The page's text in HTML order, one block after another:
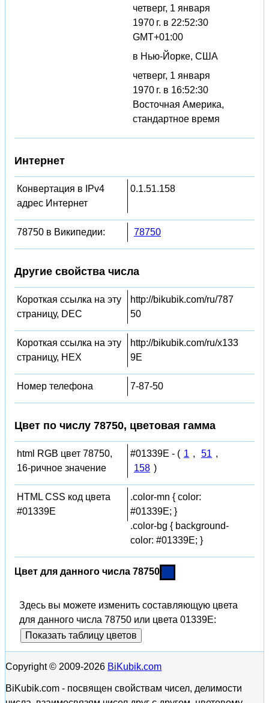
четверг, 1 января
1970 г. в 22:52:30
GMT+01:00
в Нью-Йорке, США
четверг, 1 января
1970 г. в 16:52:30
Восточная Америка,
стандартное время
Интернет
Конвертация в IPv4
адрес Интернет
0.1.51.158
78750 в Википедии: 78750
Другие свойства числа
Короткая ссылка на эту
страницу, DEC
http://bikubik.com/ru/787
50
Короткая ссылка на эту
страницу, HEX
http://bikubik.com/ru/x133
9E
Номер телефона 7-87-50
Цвет по числу 78750, цветовая гамма
html RGB цвет 78750,
16-ричное значение
#01339E - ( 1 , 51 ,
158 )
HTML CSS код цвета
#01339E
.color-mn { color:
#01339E; }
.color-bg { background-
color: #01339E; }
Цвет для данного числа 78750
Здесь вы можете изменить составляющую цвета
для данного числа 78750 или цвета 01339E:
Показать таблицу цветов
Copyright © 2009-2026 BiKubik.com
BiKubik.com - посвящен свойствам чисел, делимости